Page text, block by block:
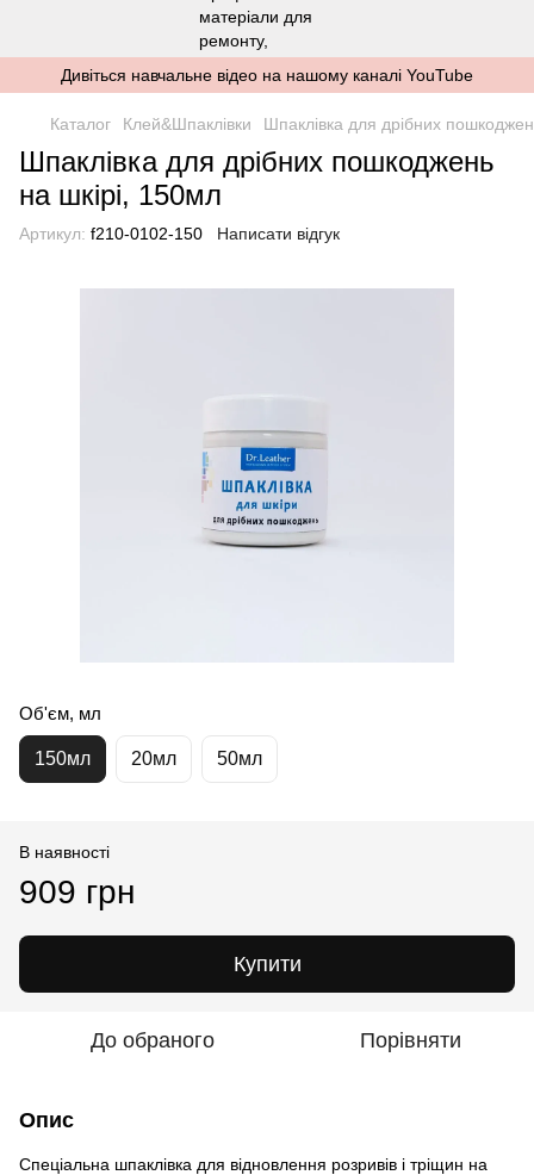
Дивіться навчальне відео на нашому каналі YouTube
Каталог Клей&Шпаклівки Шпаклівка для дрібних
Шпаклівка для дрібних пошкоджень
на шкірі, 150мл
Артикул: f210-0102-150 Написати відгук
Об'єм, мл
150мл 20мл 50мл
В наявності
909 грн
Купити
До обраного Порівняти
Опис
Спеціальна шпаклівка для відновлення розривів і тріщин на